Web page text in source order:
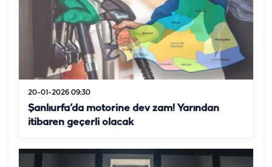
20-01-2026 09:30
Şanlıurfa’da motorine dev zam! Yarından
itibaren geçerli olacak